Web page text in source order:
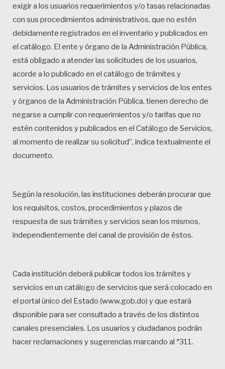
exigir a los usuarios requerimientos y/o tasas relacionadas
con sus procedimientos administrativos, que no estén
debidamente registrados en el inventario y publicados en
el catálogo. El ente y órgano de la Administración Pública,
está obligado a atender las solicitudes de los usuarios,
acorde a lo publicado en el catálogo de trámites y
servicios. Los usuarios de trámites y servicios de los entes
y órganos de la Administración Pública, tienen derecho de
negarse a cumplir con requerimientos y/o tarifas que no
estén contenidos y publicados en el Catálogo de Servicios,
al momento de realizar su solicitud”, indica textualmente el
documento.
Según la resolución, las instituciones deberán procurar que
los requisitos, costos, procedimientos y plazos de
respuesta de sus trámites y servicios sean los mismos,
independientemente del canal de provisión de éstos.
Cada institución deberá publicar todos los trámites y
servicios en un catálogo de servicios que será colocado en
el portal único del Estado (www.gob.do) y que estará
disponible para ser consultado a través de los distintos
canales presenciales. Los usuarios y ciudadanos podrán
hacer reclamaciones y sugerencias marcando al *311.